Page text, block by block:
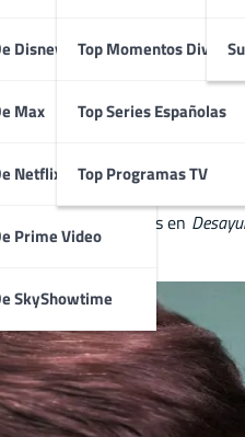
Disney+
Max
Netflix
Prime Video
SkyShowtime
Top Momentos
Top Series Españolas
Top Programas TV
Talento en el
papeles memorables en